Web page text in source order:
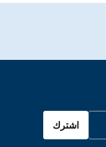
اشترك